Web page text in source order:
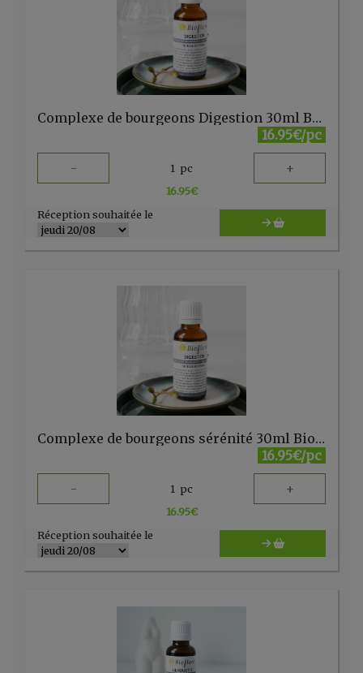
Complexe de bourgeons Digestion 30ml Bioflore
16.95€/pc
- 1 pc +
16.95€
Réception souhaitée le
Complexe de bourgeons sérénité 30ml Bioflore
16.95€/pc
- 1 pc +
16.95€
Réception souhaitée le